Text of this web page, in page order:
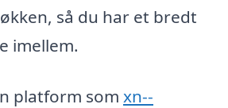
så du har et bredt
imellem.
platform som xn--